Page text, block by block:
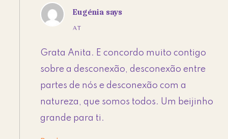
Eugénia says
AT
Grata Anita. E concordo muito contigo
sobre a desconexão, desconexão entre
partes de nós e desconexão com a
natureza, que somos todos. Um beijinho
grande para ti.